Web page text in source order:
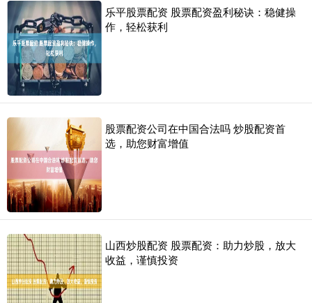
乐平股票配资 股票配资盈利秘诀：稳健操
作，轻松获利
股票配资公司在中国合法吗 炒股配资首
选，助您财富增值
山西炒股配资 股票配资：助力炒股，放大
收益，谨慎投资